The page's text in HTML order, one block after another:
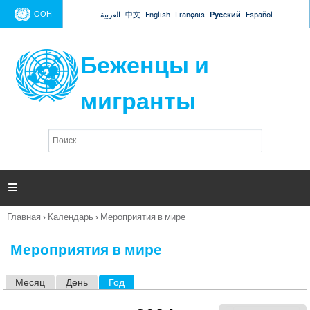
Jump to navigation
ООН العربية 中文 English Français Русский Español
Беженцы и
мигранты
п
и

Вы
Главная › Календарь › Мероприятия в мире
Мероприятия в мире
Месяц День Год